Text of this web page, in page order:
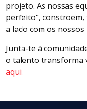
projeto. As nossas
perfeito”, constroem,
a lado com os nossos
Junta-te à
o talento transforma
aqui.